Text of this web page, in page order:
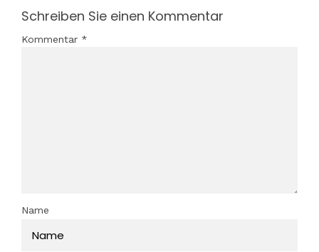
Schreiben Sie einen Kommentar
Kommentar *
Name